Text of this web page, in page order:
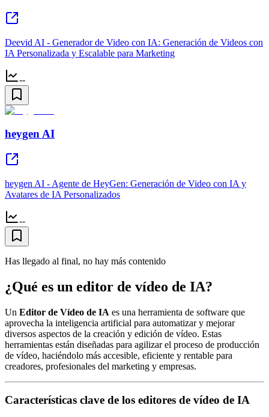
Deevid AI - Generador de Video con IA: Generación de Videos con
IA Personalizada y Escalable para Marketing
--
heygen AI
heygen AI - Agente de HeyGen: Generación de Video con IA y
Avatares de IA Personalizados
--
Has llegado al final, no hay más contenido
¿Qué es un editor de vídeo de IA?
Un Editor de Vídeo de IA es una herramienta de software que
aprovecha la inteligencia artificial para automatizar y mejorar
diversos aspectos de la creación y edición de vídeo. Estas
herramientas están diseñadas para agilizar el proceso de producción
de vídeo, haciéndolo más accesible, eficiente y rentable para
creadores, profesionales del marketing y empresas.
Características clave de los editores de vídeo de IA